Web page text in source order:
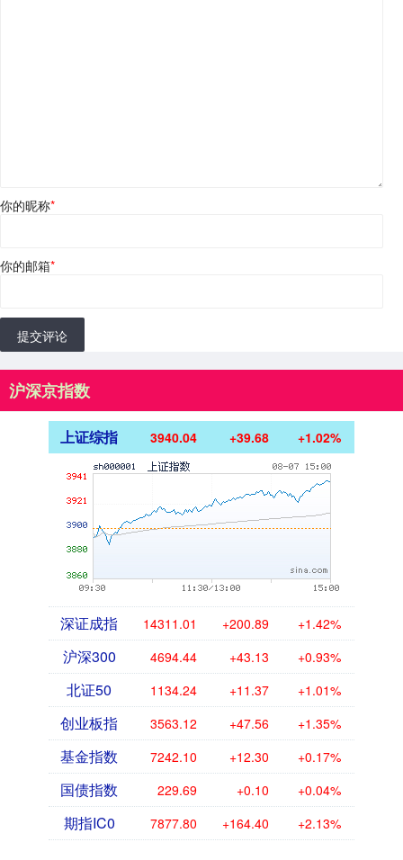
你的昵称*
你的邮箱*
提交评论
沪深京指数
上证综指 3940.04 +39.68 +1.02%
深证成指 14311.01 +200.89 +1.42%
沪深300 4694.44 +43.13 +0.93%
北证50 1134.24 +11.37 +1.01%
创业板指 3563.12 +47.56 +1.35%
基金指数 7242.10 +12.30 +0.17%
国债指数 229.69 +0.10 +0.04%
期指IC0 7877.80 +164.40 +2.13%